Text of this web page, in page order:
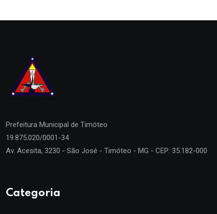
Prefeitura Municipal de Timóteo
19.875.020/0001-34
Av. Acesita, 3230 - São José - Timóteo - MG - CEP: 35.182-000
Categoria